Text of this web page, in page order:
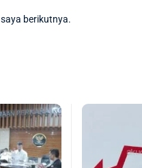
berikutnya.